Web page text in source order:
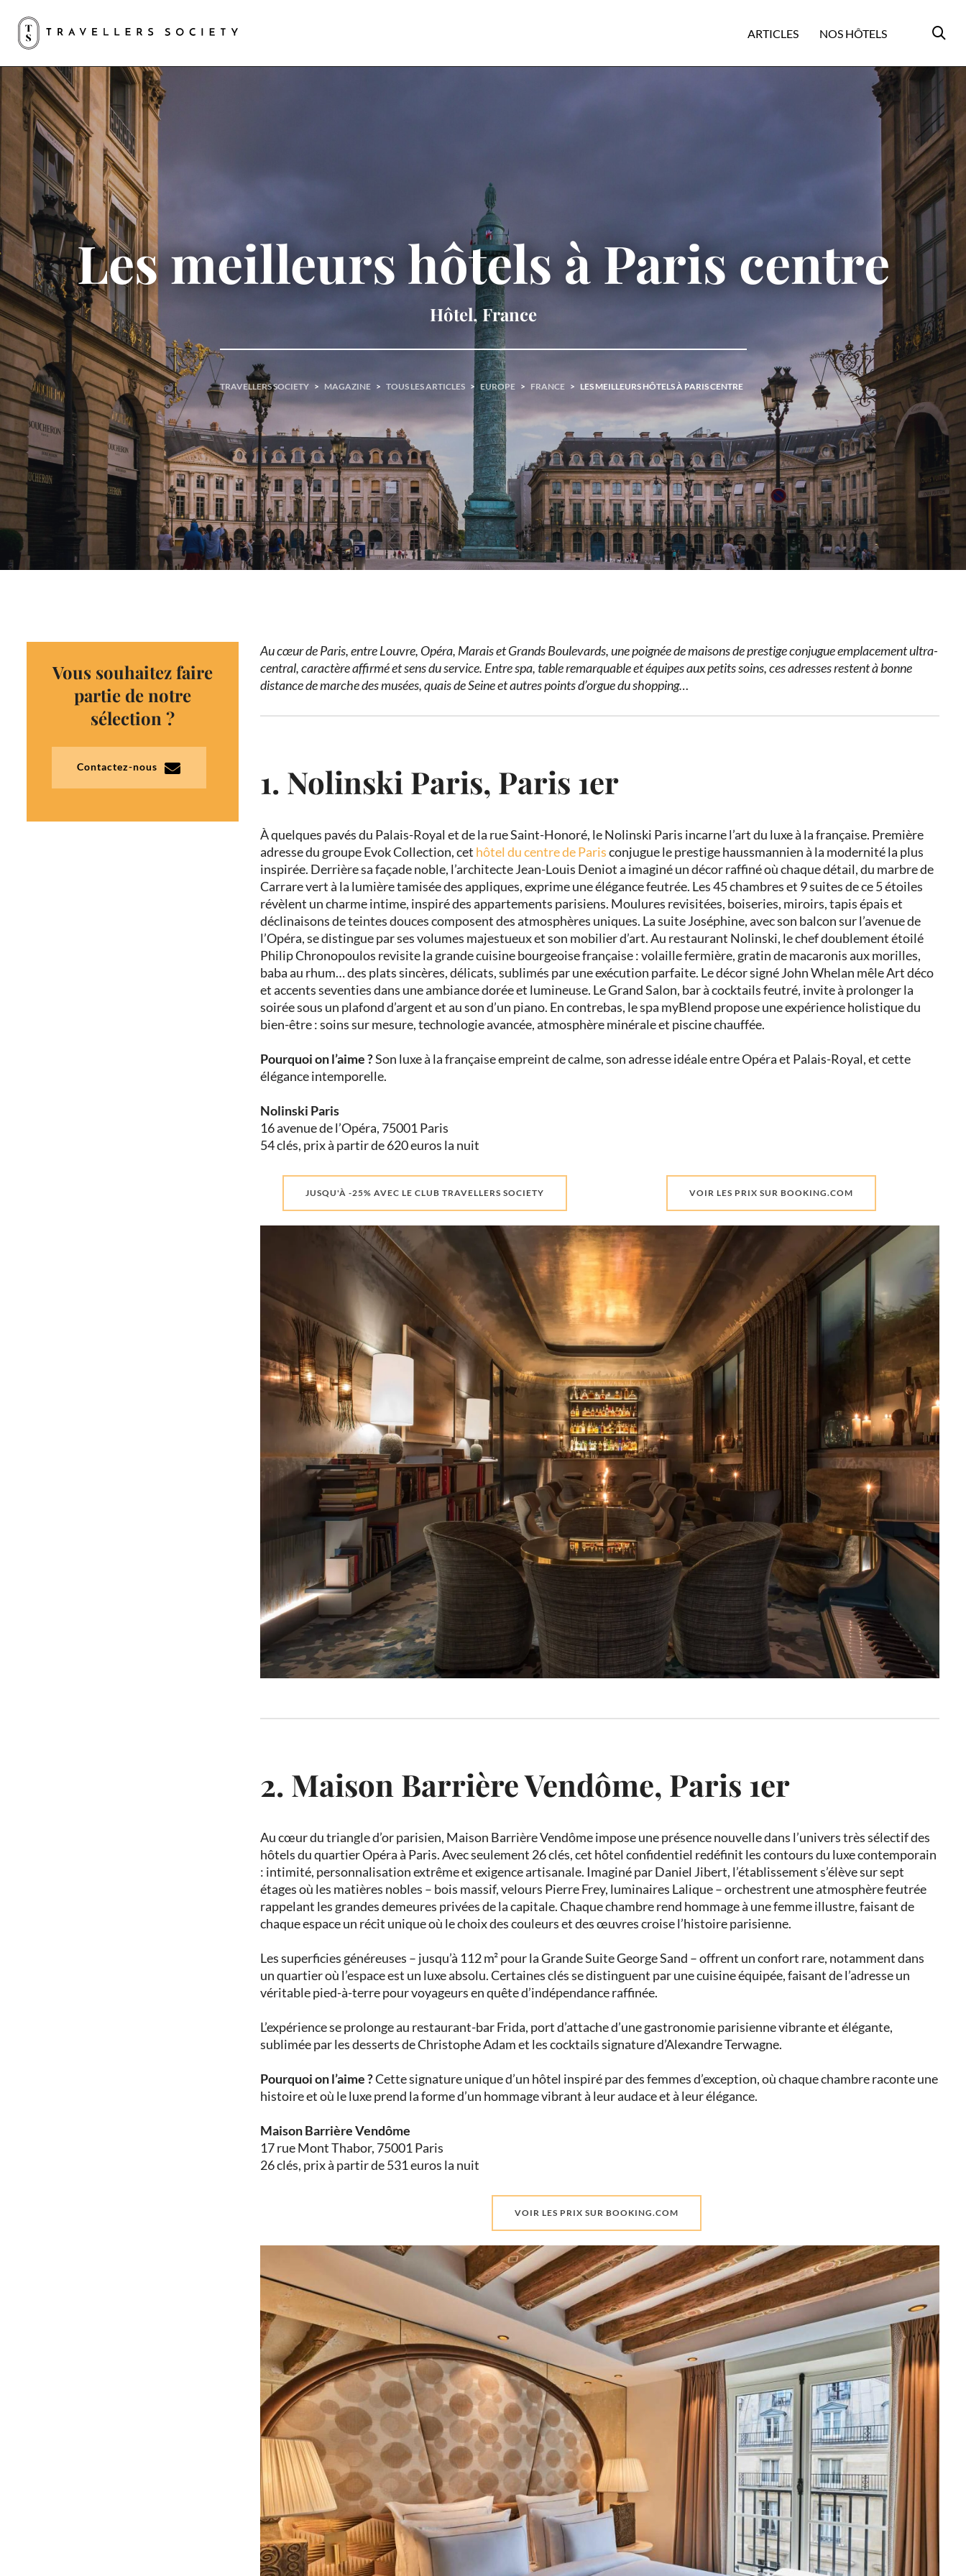
ARTICLES NOS HÔTELS
Les meilleurs hôtels à Paris centre
Hôtel, France
TRAVELLERS SOCIETY > MAGAZINE > TOUS LES ARTICLES > EUROPE > FRANCE > LES MEILLEURS HÔTELS À PARIS CENTRE
Vous souhaitez faire
partie de notre
sélection ?
Contactez-nous
Au cœur de Paris, entre Louvre, Opéra, Marais et Grands Boulevards, une poignée de maisons de prestige conjugue emplacement ultra-
central, caractère affirmé et sens du service. Entre spa, table remarquable et équipes aux petits soins, ces adresses restent à bonne
distance de marche des musées, quais de Seine et autres points d’orgue du shopping…
1. Nolinski Paris, Paris 1er
À quelques pavés du Palais-Royal et de la rue Saint-Honoré, le Nolinski Paris incarne l’art du luxe à la française. Première
adresse du groupe Evok Collection, cet hôtel du centre de Parisconjugue le prestige haussmannien à la modernité la plus
inspirée. Derrière sa façade noble, l’architecte Jean-Louis Deniot a imaginé un décor raffiné où chaque détail, du marbre de
Carrare vert à la lumière tamisée des appliques, exprime une élégance feutrée. Les 45 chambres et 9 suites de ce 5 étoiles
révèlent un charme intime, inspiré des appartements parisiens. Moulures revisitées, boiseries, miroirs, tapis épais et
déclinaisons de teintes douces composent des atmosphères uniques. La suite Joséphine, avec son balcon sur l’avenue de
l’Opéra, se distingue par ses volumes majestueux et son mobilier d’art. Au restaurant Nolinski, le chef doublement étoilé
Philip Chronopoulos revisite la grande cuisine bourgeoise française : volaille fermière, gratin de macaronis aux morilles,
baba au rhum… des plats sincères, délicats, sublimés par une exécution parfaite. Le décor signé John Whelan mêle Art déco
et accents seventies dans une ambiance dorée et lumineuse. Le Grand Salon, bar à cocktails feutré, invite à prolonger la
soirée sous un plafond d’argent et au son d’un piano. En contrebas, le spa myBlend propose une expérience holistique du
bien-être : soins sur mesure, technologie avancée, atmosphère minérale et piscine chauffée.
Pourquoi on l’aime ?Son luxe à la française empreint de calme, son adresse idéale entre Opéra et Palais-Royal, et cette
élégance intemporelle.
Nolinski Paris
16 avenue de l’Opéra, 75001 Paris
54 clés, prix à partir de 620 euros la nuit
JUSQU'À -25% AVEC LE CLUB TRAVELLERS SOCIETY VOIR LES PRIX SUR BOOKING.COM
2. Maison Barrière Vendôme, Paris 1er
Au cœur du triangle d’or parisien, Maison Barrière Vendôme impose une présence nouvelle dans l’univers très sélectif des
hôtels du quartier Opéra à Paris. Avec seulement 26 clés, cet hôtel confidentiel redéfinit les contours du luxe contemporain
: intimité, personnalisation extrême et exigence artisanale. Imaginé par Daniel Jibert, l’établissement s’élève sur sept
étages où les matières nobles – bois massif, velours Pierre Frey, luminaires Lalique – orchestrent une atmosphère feutrée
rappelant les grandes demeures privées de la capitale. Chaque chambre rend hommage à une femme illustre, faisant de
chaque espace un récit unique où le choix des couleurs et des œuvres croise l’histoire parisienne.
Les superficies généreuses – jusqu’à 112 m² pour la Grande Suite George Sand – offrent un confort rare, notamment dans
un quartier où l’espace est un luxe absolu. Certaines clés se distinguent par une cuisine équipée, faisant de l’adresse un
véritable pied-à-terre pour voyageurs en quête d’indépendance raffinée.
L’expérience se prolonge au restaurant-bar Frida, port d’attache d’une gastronomie parisienne vibrante et élégante,
sublimée par les desserts de Christophe Adam et les cocktails signature d’Alexandre Terwagne.
Pourquoi on l’aime ?Cette signature unique d’un hôtel inspiré par des femmes d’exception, où chaque chambre raconte une
histoire et où le luxe prend la forme d’un hommage vibrant à leur audace et à leur élégance.
Maison Barrière Vendôme
17 rue Mont Thabor, 75001 Paris
26 clés, prix à partir de 531 euros la nuit
VOIR LES PRIX SUR BOOKING.COM